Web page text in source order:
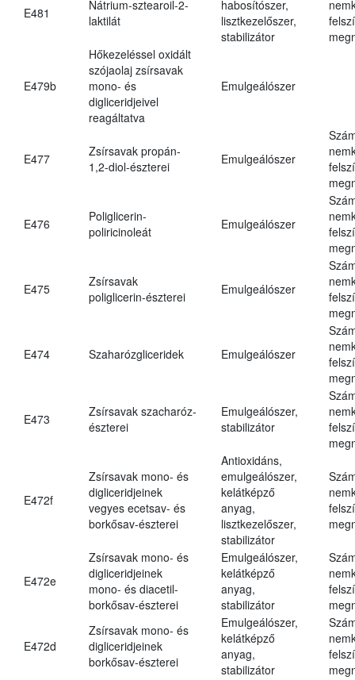
E481
Nátrium-sztearoil-2-
laktilát
habosítószer,
lisztkezelőszer,
stabilizátor
E479b
Hőkezeléssel oxidált
szójaolaj zsírsavak
mono- és
digliceridjeivel
reagáltatva
Emulgeálószer
E477
Zsírsavak propán-
1,2-diol-észterei
Emulgeálószer
E476
Poliglicerin-
poliricinoleát
Emulgeálószer
E475
Zsírsavak
poliglicerin-észterei
Emulgeálószer
E474 Szaharózgliceridek Emulgeálószer
E473
Zsírsavak szacharóz-
észterei
Emulgeálószer,
stabilizátor
E472f
Zsírsavak mono- és
digliceridjeinek
vegyes ecetsav- és
borkősav-észterei
Antioxidáns,
emulgeálószer,
kelátképző
anyag,
lisztkezelőszer,
stabilizátor
E472e
Zsírsavak mono- és
digliceridjeinek
mono- és diacetil-
borkősav-észterei
Emulgeálószer,
kelátképző
anyag,
stabilizátor
E472d
Zsírsavak mono- és
digliceridjeinek
borkősav-észterei
Emulgeálószer,
kelátképző
anyag,
stabilizátor